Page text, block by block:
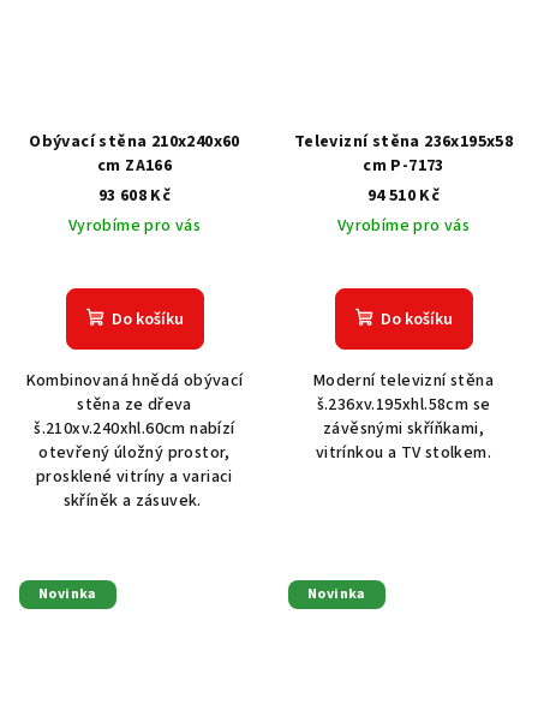
Obývací stěna 210x240x60
cm ZA166
93 608 Kč
Vyrobíme pro vás
Do košíku
Kombinovaná hnědá obývací
stěna ze dřeva
š.210xv.240xhl.60cm nabízí
otevřený úložný prostor,
prosklené vitríny a variaci
skříněk a zásuvek.
Televizní stěna 236x195x58
cm P-7173
94 510 Kč
Vyrobíme pro vás
Do košíku
Moderní televizní stěna
š.236xv.195xhl.58cm se
závěsnými skříňkami,
vitrínkou a TV stolkem.
Novinka Novinka